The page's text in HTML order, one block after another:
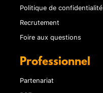
Politique de confidentialité
Recrutement
Foire aux questions
Professionnel
Partenariat